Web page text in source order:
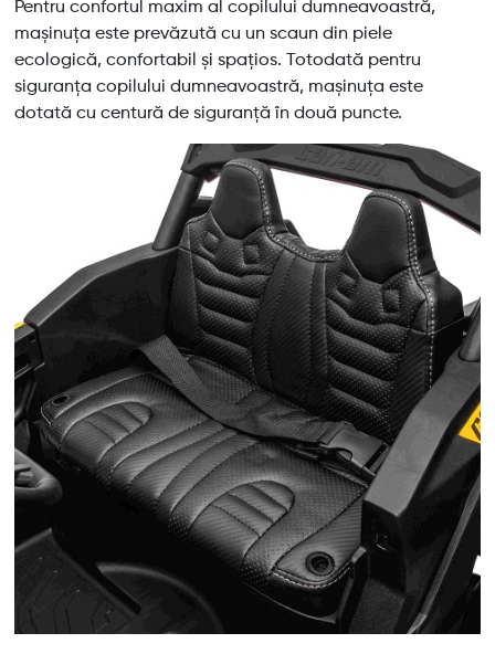
Pentru confortul maxim al copilului dumneavoastră,
mașinuța este prevăzută cu un scaun din piele
ecologică, confortabil și spațios. Totodată pentru
siguranța copilului dumneavoastră, mașinuța este
dotată cu centură de siguranță în două puncte.